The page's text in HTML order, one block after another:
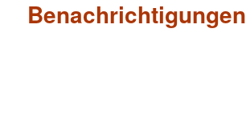
Benachrichtigungen